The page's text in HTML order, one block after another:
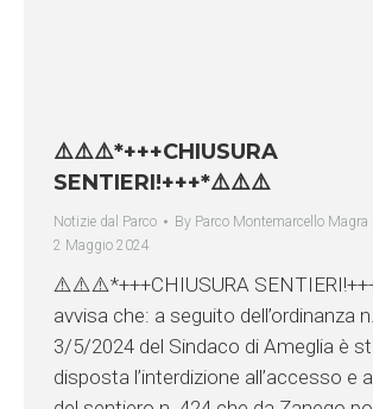
⚠️⚠️⚠️*+++CHIUSURA
SENTIERI!+++*⚠️⚠️⚠️
Notizie dal Parco By Parco Montemarcello Magra
2 Maggio 2024
⚠️⚠️⚠️*+++CHIUSURA
avvisa che: a seguito dell’ordinanza
3/5/2024 del Sindaco di Ameglia è
disposta l’interdizione all’accesso e